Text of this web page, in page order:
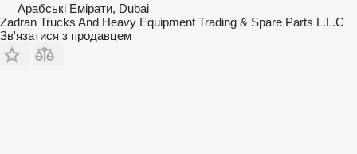
Арабські Емірати, Dubai
Zadran Trucks And Heavy Equipment Trading & Spare Parts L.L.C
Зв'язатися з продавцем